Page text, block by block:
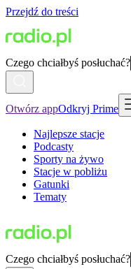
Przejdź do treści
Czego chciałbyś posłuchać?
Otwórz appOdkryj Prime
Najlepsze stacje
Podcasty
Sporty na żywo
Stacje w pobliżu
Gatunki
Tematy
Czego chciałbyś posłuchać?